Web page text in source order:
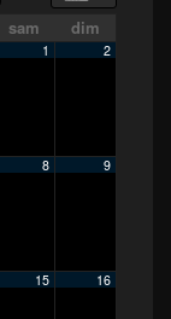
sam dim
1 2
8 9
15 16